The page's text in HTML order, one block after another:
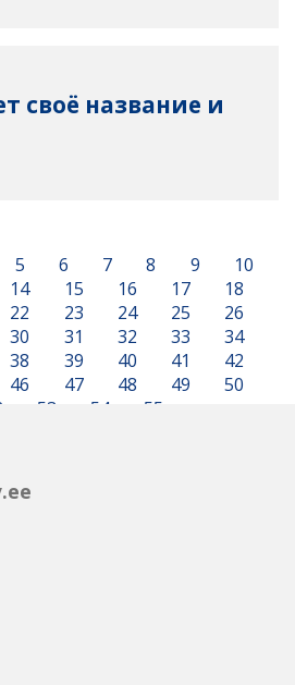
своё название и
5 6 7 8 9
10
14 15 16 17
18
22 23 24 25
26
30 31 32 33
34
38 39 40 41
42
46 47 48 49
50
53 54 55